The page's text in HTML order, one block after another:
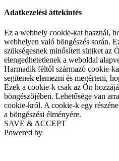
Adatkezelési áttekintés
Ez a webhely cookie-kat használ,
webhelyen való böngészés során.
szükségesnek minősített sütiket az
elengedhetetlenek a weboldal
Harmadik féltől származó cookie-
segítenek elemezni és megérteni,
Ezek a cookie-k csak az Ön
böngészőjében. Lehetősége van
cookie-król. A cookie-k egy
a böngészési élményére.
SAVE & ACCEPT
Powered by